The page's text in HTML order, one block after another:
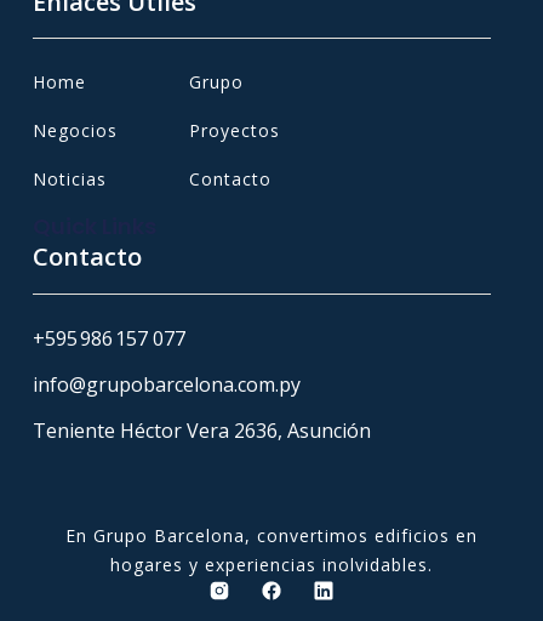
En Grupo Barcelona, convertimos edificios en
hogares y experiencias inolvidables.
Home Grupo
Negocios Proyectos
Noticias Contacto
Contacto
+595 986 157 077
info@grupobarcelona.com.py
Teniente Héctor Vera 2636, Asunción